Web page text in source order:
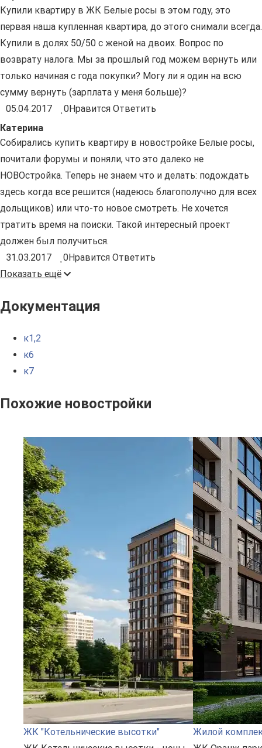
Купили квартиру в ЖК Белые росы в этом году, это
первая наша купленная квартира, до этого снимали всегда.
Купили в долях 50/50 с женой на двоих. Вопрос по
возврату налога. Мы за прошлый год можем вернуть или
только начиная с года покупки? Могу ли я один на всю
сумму вернуть (зарплата у меня больше)?
05.04.2017
0Нравится Ответить
Катерина
Собирались купить квартиру в новостройке Белые росы,
почитали форумы и поняли, что это далеко не
НОВОстройка. Теперь не знаем что и делать: подождать
здесь когда все решится (надеюсь благополучно для всех
дольщиков) или что-то новое смотреть. Не хочется
тратить время на поиски. Такой интересный проект
должен был получиться.
31.03.2017
0Нравится Ответить
Показать ещё
Документация
к1,2
к6
к7
Похожие новостройки
ЖК "Котельнические высотки"
Жилой